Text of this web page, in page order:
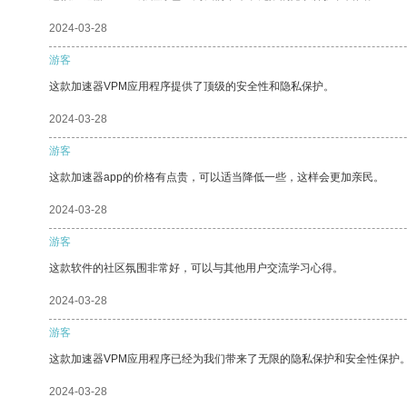
2024-03-28
游客
这款加速器VPM应用程序提供了顶级的安全性和隐私保护。
2024-03-28
游客
这款加速器app的价格有点贵，可以适当降低一些，这样会更加亲民。
2024-03-28
游客
这款软件的社区氛围非常好，可以与其他用户交流学习心得。
2024-03-28
游客
这款加速器VPM应用程序已经为我们带来了无限的隐私保护和安全性保护
2024-03-28